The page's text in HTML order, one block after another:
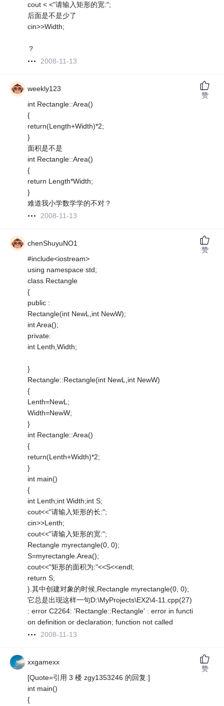
cout < <"请输入矩形的宽:";
后面是不是少了
cin>>Width;
？
2008-11-13
weekly123
int Rectangle::Area()
{
return(Length+Width)*2;
}
面积是不是
int Rectangle::Area()
{
return Length*Width;
}
难道我小学数学学的不对？
2008-11-13
赞
chenShuyuNO1
#include<iostream>
using namespace std;
class Rectangle
{
public :
Rectangle(int NewL,int NewW);
int Area();
private:
int Lenth,Width;
}
Rectangle::Rectangle(int NewL,int NewW)
{
Lenth=NewL;
Width=NewW;
}
int Rectangle::Area()
{
return(Lenth+Width)*2;
}
int main()
{
int Lenth;int Width;int S;
cout<<"请输入矩形的长:";
cin>>Lenth;
cout<<"请输入矩形的宽:";
Rectangle myrectangle(0, 0);
S=myrectangle.Area();
cout<<"矩形的面积为:"<<S<<endl;
return S;
}.其中创建对象的时候,Rectangle myrectangle(0, 0);
它总是出现这样一句D:\MyProjects\EX2\4-11.cpp(27)
: error C2264: 'Rectangle::Rectangle' : error in functi
on definition or declaration; function not called
2008-11-13
赞
xxgamexx
[Quote=引用 3 楼 zgy1353246 的回复:]
int main()
{
赞